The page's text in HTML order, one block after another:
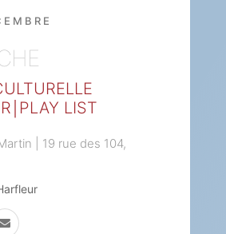
￨PLAY LIST
| 19 rue des 104,